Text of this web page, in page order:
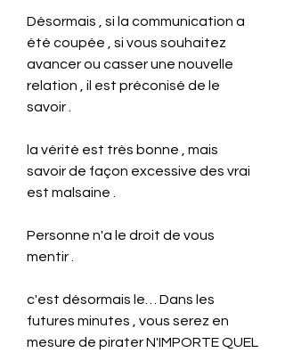
Désormais , si la communication a
été coupée , si vous souhaitez
avancer ou casser une nouvelle
relation , il est préconisé de le
savoir .
la vérité est très bonne , mais
savoir de façon excessive des vrai
est malsaine .
Personne n'a le droit de vous
mentir .
c'est désormais le… Dans les
futures minutes , vous serez en
mesure de pirater N'IMPORTE QUEL